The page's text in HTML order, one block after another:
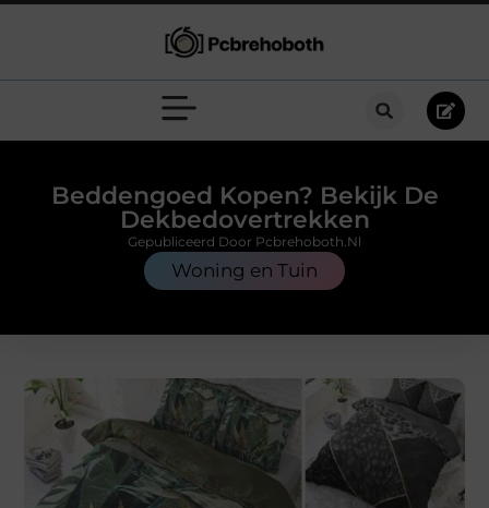
Beddengoed Kopen? Bekijk De
Dekbedovertrekken
Woning en Tuin
Gepubliceerd Door Pcbrehoboth.nl